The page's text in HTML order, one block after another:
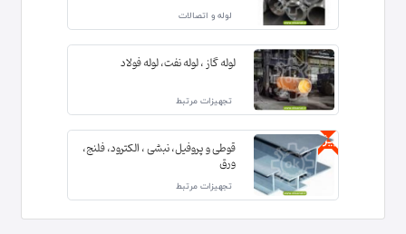
لوله و اتصالات
لوله گاز ، لوله نفت، لوله فولاد
تجهیزات مرتبط
ویژه قوطی و پروفیل، نبشی ، الکترود، فلنج،
ورق
تجهیزات مرتبط